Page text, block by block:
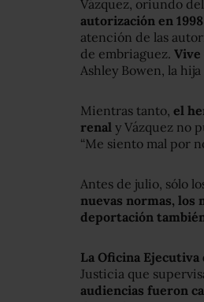
Vázquez, oriundo
autorización en 1998
atención de las
de embriaguez. Vive
Ashley Bowen, la hija
Mientras tanto, el
renal y Vázquez no
“Me siento mal por
Antes de julio, sólo
nuevas normas, los
deportación
La Oficina
Justicia que
audiencias fueron